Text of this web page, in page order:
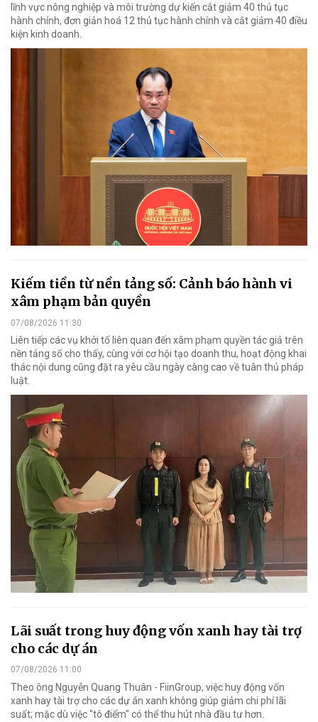
lĩnh vực nông nghiệp và môi trường dự kiến cắt giảm 40 thủ tục
hành chính, đơn giản hoá 12 thủ tục hành chính và cắt giảm 40 điều
kiện kinh doanh.
Kiếm tiền từ nền tảng số: Cảnh báo hành vi
xâm phạm bản quyền
07/08/2026 11:30
Liên tiếp các vụ khởi tố liên quan đến xâm phạm quyền tác giả trên
nền tảng số cho thấy, cùng với cơ hội tạo doanh thu, hoạt động khai
thác nội dung cũng đặt ra yêu cầu ngày càng cao về tuân thủ pháp
luật.
Lãi suất trong huy động vốn xanh hay tài trợ
cho các dự án
07/08/2026 11:00
Theo ông Nguyễn Quang Thuân - FiinGroup, việc huy động vốn
xanh hay tài trợ cho các dự án xanh không giúp giảm chi phí lãi
suất; mặc dù việc "tô điểm" có thể thu hút nhà đầu tư hơn.